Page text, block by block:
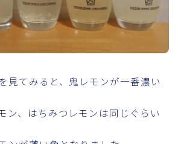
見てみると、鬼レモンが一番濃い
ン、はちみつレモンは同じぐらい